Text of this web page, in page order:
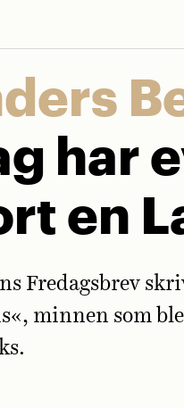
har
en
Fredagsbrev
minnen som